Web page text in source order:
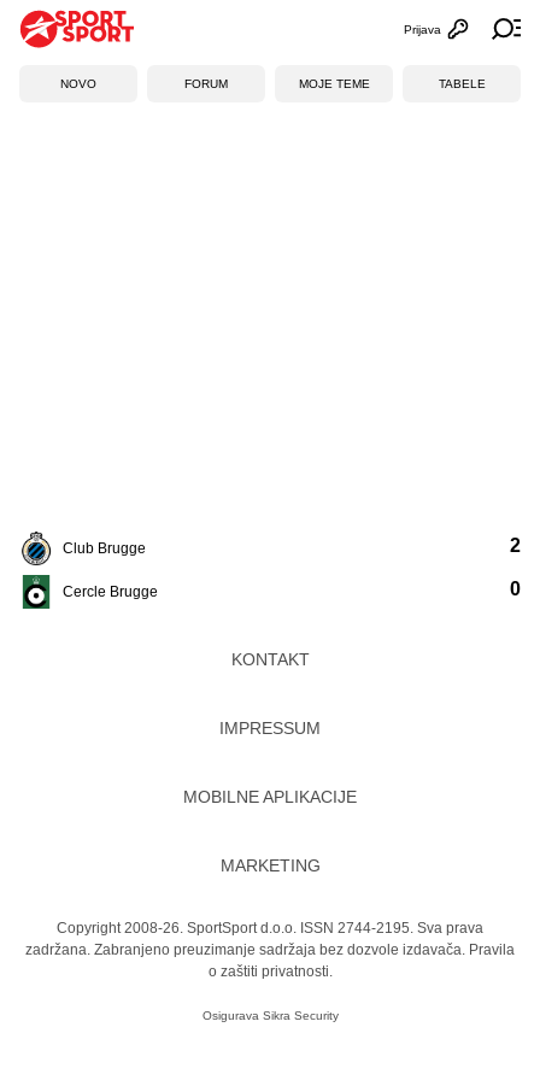
Otvori
Prijava
NOVO FORUM MOJE TEME TABELE
Club Brugge
Cercle Brugge
2
0
KONTAKT
IMPRESSUM
MOBILNE APLIKACIJE
MARKETING
Copyright 2008-26. SportSport d.o.o. ISSN 2744-2195. Sva prava
zadržana. Zabranjeno preuzimanje sadržaja bez dozvole izdavača. Pravila
o zaštiti privatnosti.
Osigurava Sikra Security